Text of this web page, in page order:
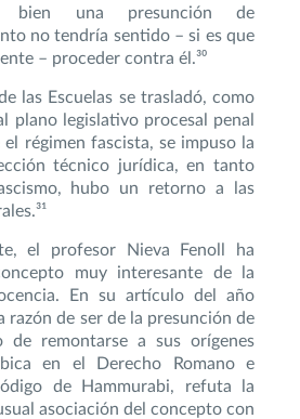
bien una presunción de
no tendría sentido – si es que
– proceder contra él.³⁰
las Escuelas se trasladó, como
plano legislativo procesal penal
régimen fascista, se impuso la
técnico jurídica, en tanto
hubo un retorno a las
el profesor Nieva Fenoll ha
muy interesante de la
En su artículo del año
razón de ser de la presunción de
de remontarse a sus orígenes
en el Derecho Romano e
de Hammurabi, refuta la
asociación del concepto con